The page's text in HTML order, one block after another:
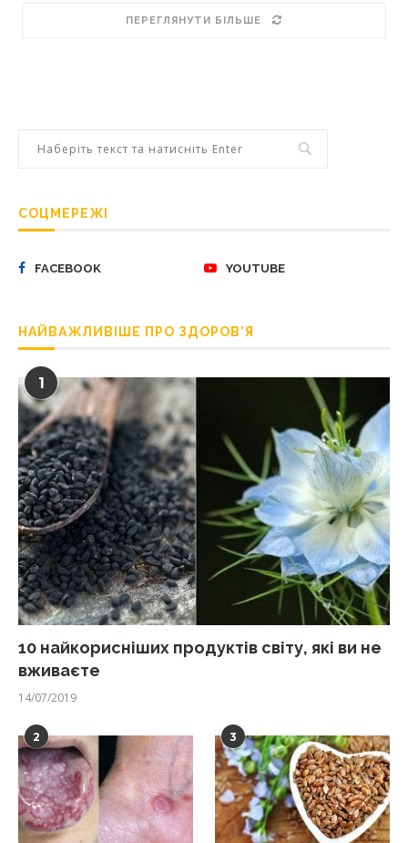
ПЕРЕГЛЯНУТИ БІЛЬШЕ
СОЦМЕРЕЖІ
FACEBOOK YOUTUBE
НАЙВАЖЛИВІШЕ ПРО ЗДОРОВ’Я
1
10 найкорисніших продуктів світу, які ви не
вживаєте
14/07/2019
2 3